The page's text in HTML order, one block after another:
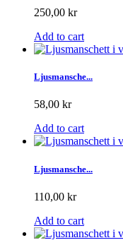
250,00 kr
Add to cart
Ljusmansche...
58,00 kr
Add to cart
Ljusmansche...
110,00 kr
Add to cart